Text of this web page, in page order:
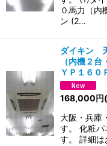
０馬力（内
ン (2…
ダイキン
（内機２
ＹＰ１６０
168,000円
大阪・兵庫
す。 化粧
す。 詳細は